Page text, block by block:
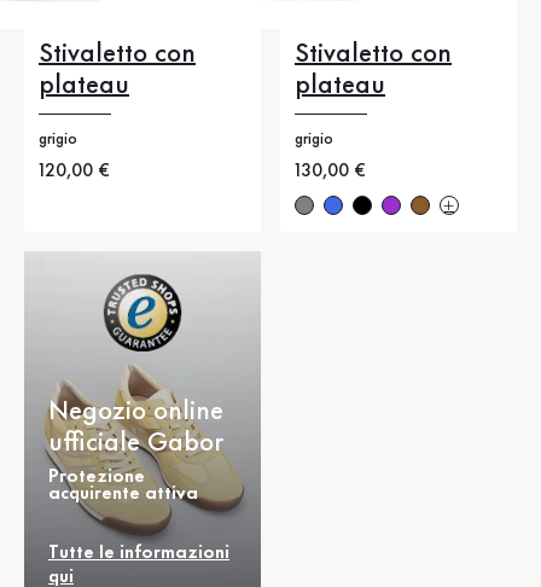
Stivaletto con
plateau
grigio
Nuovo prezzo
120,00 €
Stivaletto con
plateau
grigio
Nuovo prezzo
130,00 €
Negozio online
ufficiale Gabor
Protezione
acquirente attiva
Tutte le informazioni
qui